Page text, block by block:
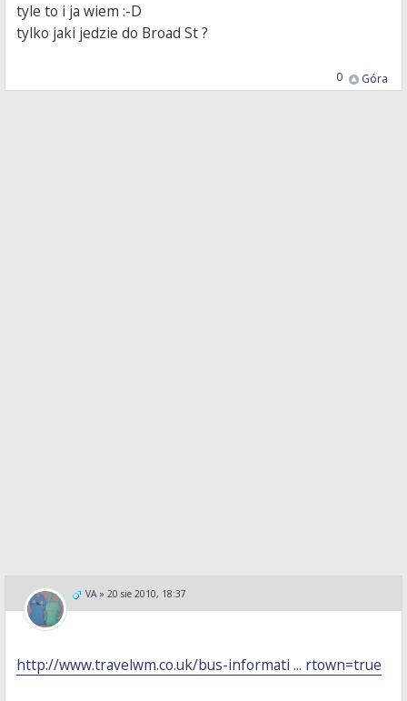
tyle to i ja wiem :-D
tylko jaki jedzie do Broad St ?
Góra
0
VA» 20 sie 2010, 18:37
http://www.travelwm.co.uk/bus-informati ... rtown=true